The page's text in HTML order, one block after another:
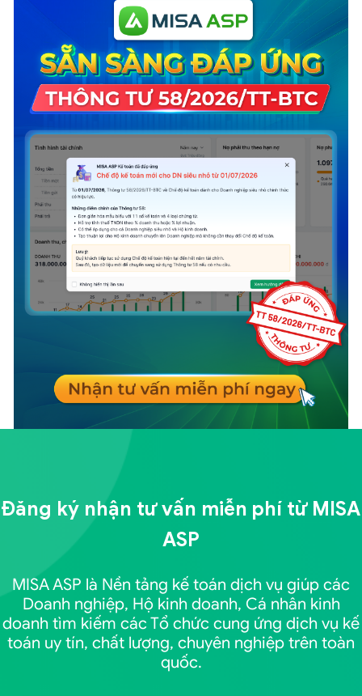
Đăng ký nhận tư vấn miễn phí từ MISA
ASP
MISA ASP là Nền tảng kế toán dịch vụ giúp các
Doanh nghiệp, Hộ kinh doanh, Cá nhân kinh
doanh tìm kiếm các Tổ chức cung ứng dịch vụ kế
toán uy tín, chất lượng, chuyên nghiệp trên toàn
quốc.